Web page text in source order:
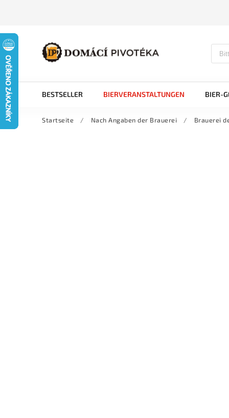
BESTSELLER BIERVERANSTALTUNGEN BIER-
Startseite / Nach Angaben der Brauerei / Brauerei